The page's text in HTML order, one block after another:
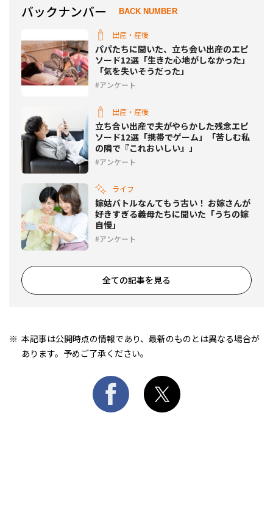
バックナンバー BACK NUMBER
出産・産後
パパたちに聞いた、立ち会い出産のエピ
ソード12選「生きた心地がしなかった」
「気を失いそうだった」
アンケート
出産・産後
立ち合い出産で夫がやらかした残念エピ
ソード12選「携帯でゲーム」「苦しむ私
の隣で『これおいしい』」
アンケート
ライフ
嫁姑バトルなんてもう古い！ お嫁さんが
好きすぎる義母たちに聞いた「うちの嫁
自慢」
アンケート
全ての記事を見る
本記事は公開時点の情報であり、最新のものとは異なる場合が
あります。予めご了承ください。